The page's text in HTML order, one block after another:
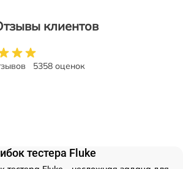
клиентов
5358 оценок
тестера Fluke